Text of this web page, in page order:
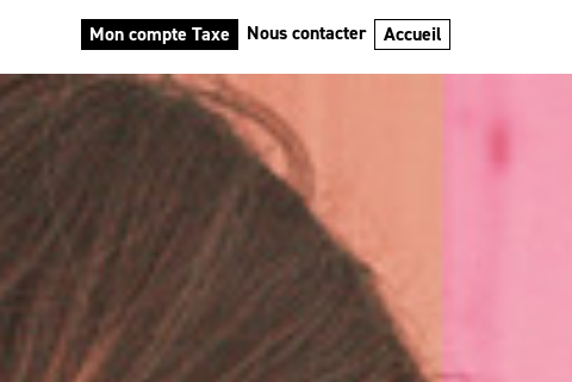
Mon compte Taxe Nous contacter Accueil